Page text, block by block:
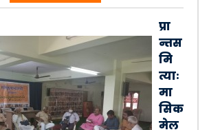
प्रा
न्तस
मि
त्याः
मा
सिक
मेल